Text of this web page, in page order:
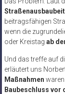
beitragsfähigen
wenn die
oder Kreistag ab
Und das treffe auf
erläutert uns
Maßnahmen
Baubeschluss vor